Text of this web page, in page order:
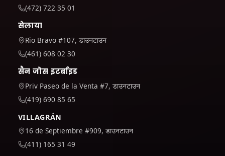
(472) 722 35 01
सेलाया
Rio Bravo #107, डाउनटाउन
(461) 608 02 30
सैन जोस इटर्बाइड
Priv Paseo de la Venta #7, डाउनटाउन
(419) 690 85 65
VILLAGRÁN
16 de Septiembre #909, डाउनटाउन
(411) 165 31 49